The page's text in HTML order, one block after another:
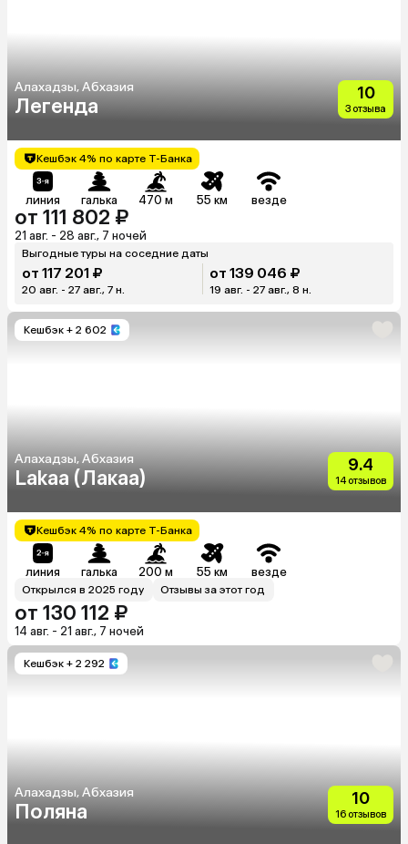
Алахадзы, Абхазия
Легенда
10
3 отзыва
Кешбэк 4% по карте Т-Банка
линия галька 470 м 55 км везде
от 111 802 ₽
21 авг. - 28 авг., 7 ночей
Выгодные туры на соседние даты
от 117 201 ₽
20 авг. - 27 авг., 7 н.
от 139 046 ₽
19 авг. - 27 авг., 8 н.
Кешбэк + 2 602
Алахадзы, Абхазия
Lakaa (Лакаа)
9.4
14 отзывов
Кешбэк 4% по карте Т-Банка
линия галька 200 м 55 км везде
Открылся в 2025 году Отзывы за этот год
от 130 112 ₽
14 авг. - 21 авг., 7 ночей
Кешбэк + 2 292
Алахадзы, Абхазия
Поляна
10
16 отзывов